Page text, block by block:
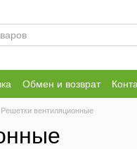
Обмен и возврат
Решетки вентиляционные